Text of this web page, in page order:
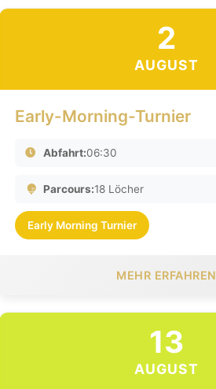
2
AUGUST
Early-Morning-Turnier
Abfahrt:06:30
Parcours:18 Löcher
Early Morning Turnier
MEHR ERFAHREN
13
AUGUST